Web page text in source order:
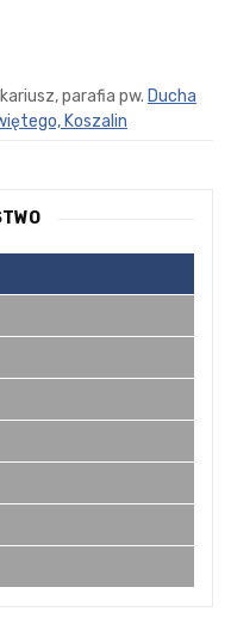
parafia pw. Ducha
Koszalin